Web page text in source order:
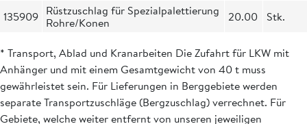
135909 Rüstzuschlag für Spezialpalettierung
Rohre/Konen 20.00 Stk.
* Transport, Ablad und Kranarbeiten Die Zufahrt für LKW mit
Anhänger und mit einem Gesamtgewicht von 40 t muss
gewährleistet sein. Für Lieferungen in Berggebiete werden
separate Transportzuschläge (Bergzuschlag) verrechnet. Für
Gebiete, welche weiter entfernt von unseren jeweiligen